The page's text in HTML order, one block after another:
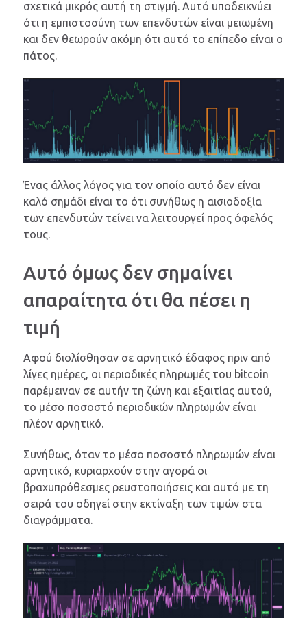
σχετικά μικρός αυτή τη στιγμή. Αυτό υποδεικνύει
ότι η εμπιστοσύνη των επενδυτών είναι μειωμένη
και δεν θεωρούν ακόμη ότι αυτό το επίπεδο είναι ο
πάτος.
Ένας άλλος λόγος για τον οποίο αυτό δεν είναι
καλό σημάδι είναι το ότι συνήθως η αισιοδοξία
των επενδυτών τείνει να λειτουργεί προς όφελός
τους.
Αυτό όμως δεν σημαίνει
απαραίτητα ότι θα πέσει η
τιμή
Αφού διολίσθησαν σε αρνητικό έδαφος πριν από
λίγες ημέρες, οι περιοδικές πληρωμές του bitcoin
παρέμειναν σε αυτήν τη ζώνη και εξαιτίας αυτού,
το μέσο ποσοστό περιοδικών πληρωμών είναι
πλέον αρνητικό.
Συνήθως, όταν το μέσο ποσοστό πληρωμών είναι
αρνητικό, κυριαρχούν στην αγορά οι
βραχυπρόθεσμες ρευστοποιήσεις και αυτό με τη
σειρά του οδηγεί στην εκτίναξη των τιμών στα
διαγράμματα.